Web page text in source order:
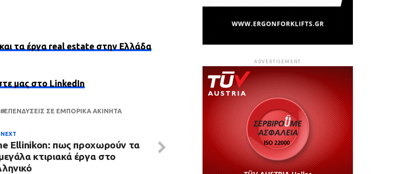
και τα έργα real estate στην Ελλάδα
μας στο LinkedIn
ΕΠΕΝΔΎΣΕΙΣ ΣΕ ΕΜΠΟΡΙΚΆ ΑΚΊΝΗΤΑ
Ellinikon: πως προχωρούν τα
κτιριακά έργα στο
ADVERTISEMENT